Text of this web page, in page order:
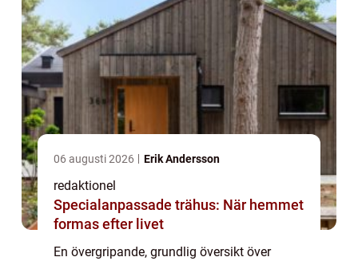
06 augusti 2026 Erik Andersson
redaktionel
Specialanpassade trähus: När hemmet
formas efter livet
En övergripande, grundlig översikt över